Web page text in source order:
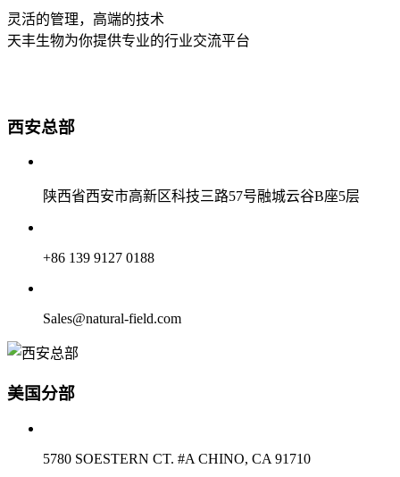
灵活的管理，高端的技术
天丰生物为你提供专业的行业交流平台
西安总部
陕西省西安市高新区科技三路57号融城云谷B座5层
+86 139 9127 0188
Sales@natural-field.com
美国分部
5780 SOESTERN CT. #A CHINO, CA 91710